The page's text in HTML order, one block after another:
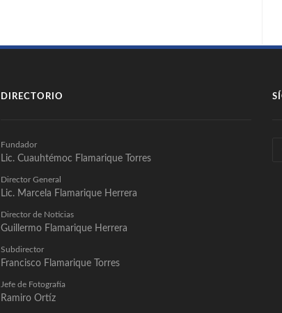
DIRECTORIO
Fundador
Lic. Cuauhtémoc Flamarique Torres
Director General
Lic. Marcela Flamarique Herrera
Director de Noticias
Guillermo Flamarique Herrera
Subdirector
Francisco Flamarique Torres
Jefe de Fotografía
Ramiro Ortíz